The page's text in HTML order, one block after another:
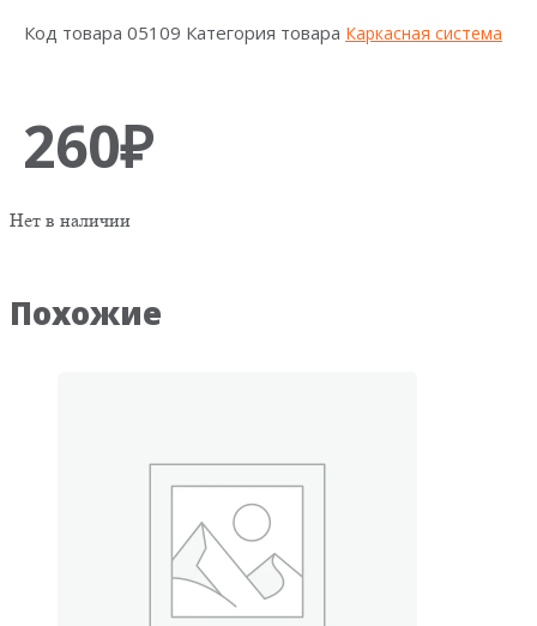
Код товара 05109 Категория товара Каркасная система
260₽
Нет в наличии
Похожие